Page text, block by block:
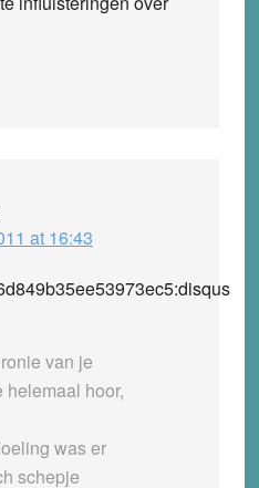
at 16:43
van je
helemaal hoor,
was er
schepje